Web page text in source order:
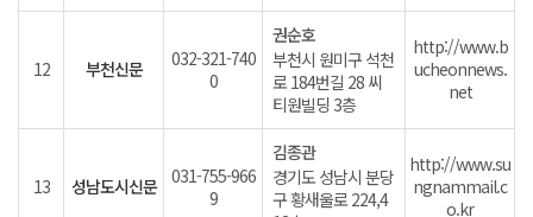
12 부천신문
032-321-740
0
권순호
부천시 원미구 석천
로 184번길 28 씨
티원빌딩 3층
http://www.b
ucheonnews.
net
13 성남도시신문
031-755-966
9
김종관
경기도 성남시 분당
구 황새울로 224,4
http://www.su
ngnammail.c
o.kr